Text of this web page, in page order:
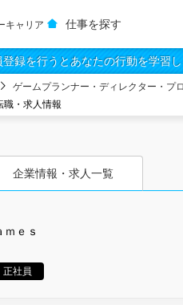
キャリア 仕事を探す
登録を行うとあなたの行動を学習
ゲームプランナー・ディレクター・プ
・求人情報
企業情報・求人一覧
ｅｓ
正社員